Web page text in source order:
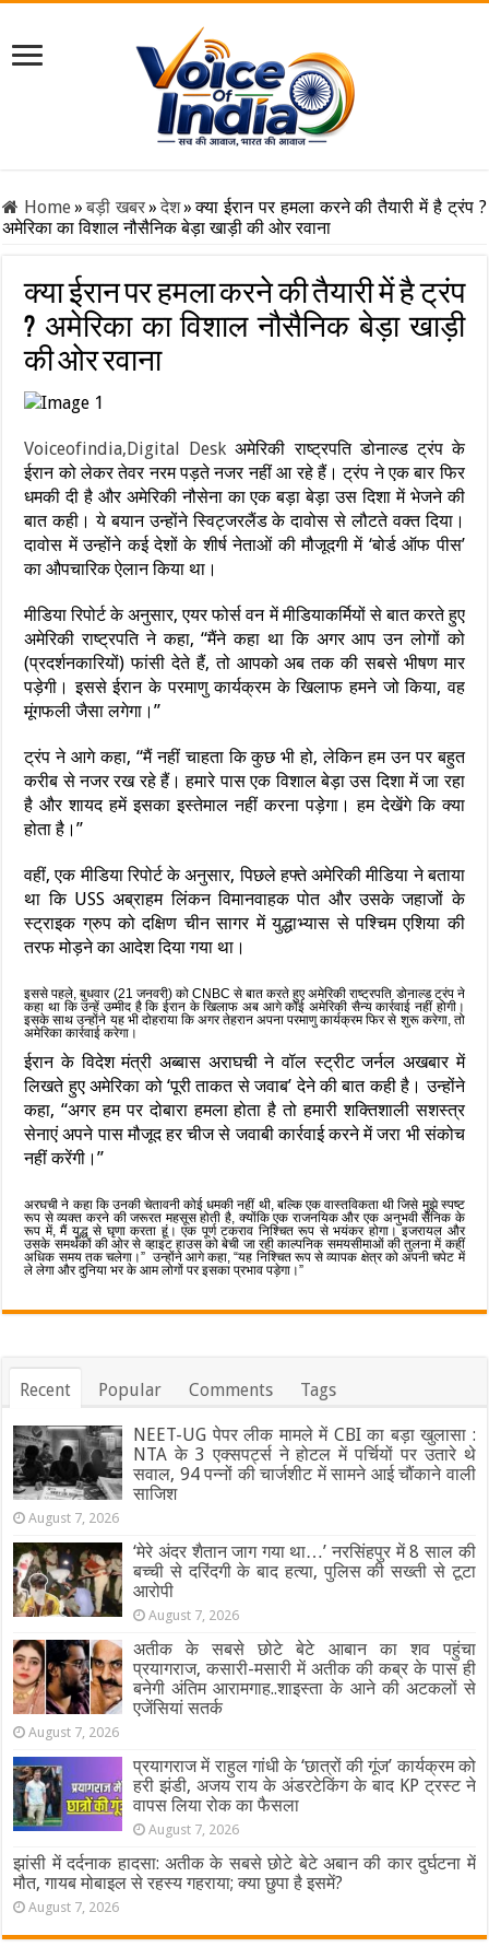
Home» बड़ी खबर» देश» क्या ईरान पर हमला करने की तैयारी में है ट्रंप ?
अमेरिका का विशाल नौसैनिक बेड़ा खाड़ी की ओर रवाना
क्या ईरान पर हमला करने की तैयारी में है ट्रंप
? अमेरिका का विशाल नौसैनिक बेड़ा खाड़ी
की ओर रवाना
Voiceofindia,Digital Desk अमेरिकी राष्ट्रपति डोनाल्ड ट्रंप के
ईरान को लेकर तेवर नरम पड़ते नजर नहीं आ रहे हैं। ट्रंप ने एक बार फिर
धमकी दी है और अमेरिकी नौसेना का एक बड़ा बेड़ा उस दिशा में भेजने की
बात कही। ये बयान उन्होंने स्विट्जरलैंड के दावोस से लौटते वक्त दिया।
दावोस में उन्होंने कई देशों के शीर्ष नेताओं की मौजूदगी में ‘बोर्ड ऑफ पीस’
का औपचारिक ऐलान किया था।
मीडिया रिपोर्ट के अनुसार, एयर फोर्स वन में मीडियाकर्मियों से बात करते हुए
अमेरिकी राष्ट्रपति ने कहा, “मैंने कहा था कि अगर आप उन लोगों को
(प्रदर्शनकारियों) फांसी देते हैं, तो आपको अब तक की सबसे भीषण मार
पड़ेगी। इससे ईरान के परमाणु कार्यक्रम के खिलाफ हमने जो किया, वह
मूंगफली जैसा लगेगा।”
ट्रंप ने आगे कहा, “मैं नहीं चाहता कि कुछ भी हो, लेकिन हम उन पर बहुत
करीब से नजर रख रहे हैं। हमारे पास एक विशाल बेड़ा उस दिशा में जा रहा
है और शायद हमें इसका इस्तेमाल नहीं करना पड़ेगा। हम देखेंगे कि क्या
होता है।”
वहीं, एक मीडिया रिपोर्ट के अनुसार, पिछले हफ्ते अमेरिकी मीडिया ने बताया
था कि USS अब्राहम लिंकन विमानवाहक पोत और उसके जहाजों के
स्ट्राइक ग्रुप को दक्षिण चीन सागर में युद्धाभ्यास से पश्चिम एशिया की
तरफ मोड़ने का आदेश दिया गया था।
इससे पहले, बुधवार (21 जनवरी) को CNBC से बात करते हुए अमेरिकी राष्ट्रपति डोनाल्ड ट्रंप ने
कहा था कि उन्हें उम्मीद है कि ईरान के खिलाफ अब आगे कोई अमेरिकी सैन्य कार्रवाई नहीं होगी।
इसके साथ उन्होंने यह भी दोहराया कि अगर तेहरान अपना परमाणु कार्यक्रम फिर से शुरू करेगा, तो
अमेरिका कार्रवाई करेगा।
ईरान के विदेश मंत्री अब्बास अराघची ने वॉल स्ट्रीट जर्नल अखबार में
लिखते हुए अमेरिका को ‘पूरी ताकत से जवाब’ देने की बात कही है। उन्होंने
कहा, “अगर हम पर दोबारा हमला होता है तो हमारी शक्तिशाली सशस्त्र
सेनाएं अपने पास मौजूद हर चीज से जवाबी कार्रवाई करने में जरा भी संकोच
नहीं करेंगी।”
अरघची ने कहा कि उनकी चेतावनी कोई धमकी नहीं थी, बल्कि एक वास्तविकता थी जिसे मुझे स्पष्ट
रूप से व्यक्त करने की जरूरत महसूस होती है, क्योंकि एक राजनयिक और एक अनुभवी सैनिक के
रूप में, मैं युद्ध से घृणा करता हूं। एक पूर्ण टकराव निश्चित रूप से भयंकर होगा। इजरायल और
उसके समर्थकों की ओर से व्हाइट हाउस को बेची जा रही काल्पनिक समयसीमाओं की तुलना में कहीं
अधिक समय तक चलेगा।” उन्होंने आगे कहा, “यह निश्चित रूप से व्यापक क्षेत्र को अपनी चपेट में
ले लेगा और दुनिया भर के आम लोगों पर इसका प्रभाव पड़ेगा।”
Recent Popular Comments Tags
NEET-UG पेपर लीक मामले में CBI का बड़ा खुलासा :
NTA के 3 एक्सपर्ट्स ने होटल में पर्चियों पर उतारे थे
सवाल, 94 पन्नों की चार्जशीट में सामने आई चौंकाने वाली
साजिश
August 7, 2026
‘मेरे अंदर शैतान जाग गया था…’ नरसिंहपुर में 8 साल की
बच्ची से दरिंदगी के बाद हत्या, पुलिस की सख्ती से टूटा
आरोपी
August 7, 2026
अतीक के सबसे छोटे बेटे आबान का शव पहुंचा
प्रयागराज, कसारी-मसारी में अतीक की कब्र के पास ही
बनेगी अंतिम आरामगाह..शाइस्ता के आने की अटकलों से
एजेंसियां सतर्क
August 7, 2026
प्रयागराज में राहुल गांधी के ‘छात्रों की गूंज’ कार्यक्रम को
हरी झंडी, अजय राय के अंडरटेकिंग के बाद KP ट्रस्ट ने
वापस लिया रोक का फैसला
August 7, 2026
झांसी में दर्दनाक हादसा: अतीक के सबसे छोटे बेटे अबान की कार दुर्घटना में
मौत, गायब मोबाइल से रहस्य गहराया; क्या छुपा है इसमें?
August 7, 2026